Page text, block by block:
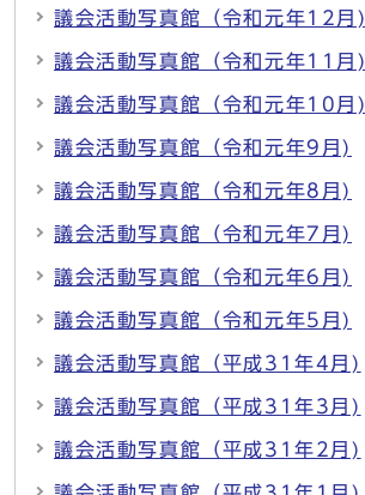
議会活動写真館（令和元年12月)
議会活動写真館（令和元年11月)
議会活動写真館（令和元年10月)
議会活動写真館（令和元年9月)
議会活動写真館（令和元年8月)
議会活動写真館（令和元年7月)
議会活動写真館（令和元年6月)
議会活動写真館（令和元年5月)
議会活動写真館（平成31年4月)
議会活動写真館（平成31年3月)
議会活動写真館（平成31年2月)